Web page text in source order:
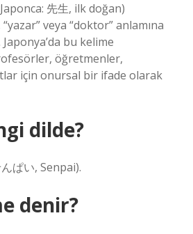
先生, ilk doğan)
veya “doktor” anlamına
bu kelime
öğretmenler,
için onursal bir ifade olarak
dilde?
ぱい, Senpai).
denir?